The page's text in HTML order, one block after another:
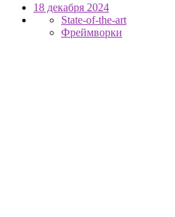
18 декабря 2024
State-of-the-art
Фреймворки